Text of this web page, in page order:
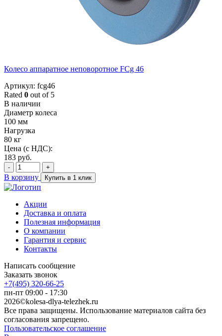
Колесо аппаратное неповоротное FCg 46
Артикул: fcg46
Rated 0 out of 5
В наличии
Диаметр колеса
100 мм
Нагрузка
80 кг
Цена (с НДС):
183 руб.
- +
В корзину Купить в 1 клик
Акции
Доставка и оплата
Полезная информация
О компании
Гарантия и сервис
Контакты
Написать сообщение
Заказать звонок
+7(495) 320-66-25
пн-пт 09:00 - 17:30
2026©kolesa-dlya-telezhek.ru
Все права защищены. Использование материалов сайта без
согласования запрещено.
Пользовательское соглашение